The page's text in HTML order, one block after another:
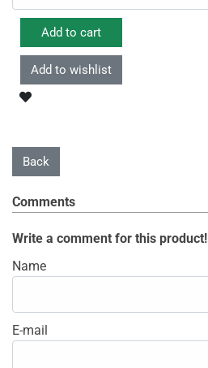
Comments
Write a comment for this product!
Name
E-mail